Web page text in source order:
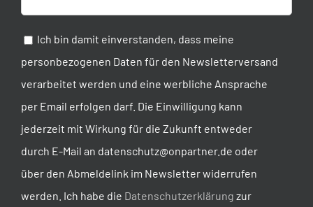
Ich bin damit einverstanden, dass meine
personbezogenen Daten für den Newsletterversand
verarbeitet werden und eine werbliche Ansprache
per Email erfolgen darf. Die Einwilligung kann
jederzeit mit Wirkung für die Zukunft entweder
durch E-Mail an datenschutz@onpartner.de oder
über den Abmeldelink im Newsletter widerrufen
werden. Ich habe die Datenschutzerklärung zur